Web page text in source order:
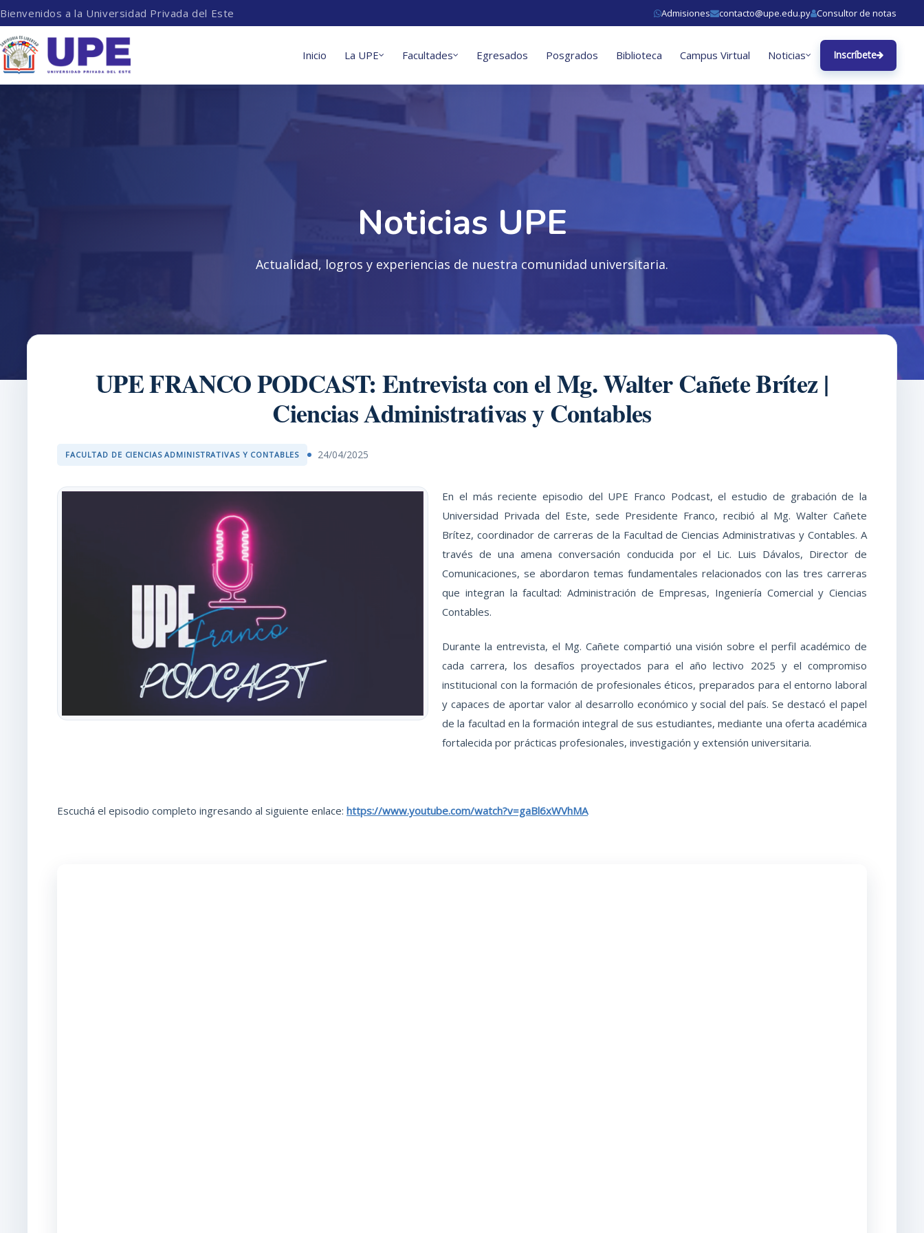
Bienvenidos a la Universidad Privada del Este Admisiones contacto@upe.edu.py Consultor de notas
Inicio La UPE Facultades Egresados Posgrados Biblioteca Campus Virtual Noticias Inscríbete
Noticias UPE
Actualidad, logros y experiencias de nuestra comunidad universitaria.
UPE FRANCO PODCAST: Entrevista con el Mg. Walter Cañete Brítez |
Ciencias Administrativas y Contables
FACULTAD DE CIENCIAS ADMINISTRATIVAS Y CONTABLES 24/04/2025
En el más reciente episodio del UPE Franco Podcast, el estudio de grabación de la
Universidad Privada del Este, sede Presidente Franco, recibió al Mg. Walter Cañete
Brítez, coordinador de carreras de la Facultad de Ciencias Administrativas y Contables. A
través de una amena conversación conducida por el Lic. Luis Dávalos, Director de
Comunicaciones, se abordaron temas fundamentales relacionados con las tres carreras
que integran la facultad: Administración de Empresas, Ingeniería Comercial y Ciencias
Contables.
Durante la entrevista, el Mg. Cañete compartió una visión sobre el perfil académico de
cada carrera, los desafíos proyectados para el año lectivo 2025 y el compromiso
institucional con la formación de profesionales éticos, preparados para el entorno laboral
y capaces de aportar valor al desarrollo económico y social del país. Se destacó el papel
de la facultad en la formación integral de sus estudiantes, mediante una oferta académica
fortalecida por prácticas profesionales, investigación y extensión universitaria.
Escuchá el episodio completo ingresando al siguiente enlace: https://www.youtube.com/watch?v=gaBl6xWVhMA